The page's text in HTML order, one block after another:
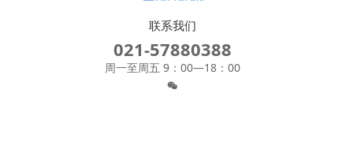
联系我们
021-57880388
周一至周五 9：00—18：00